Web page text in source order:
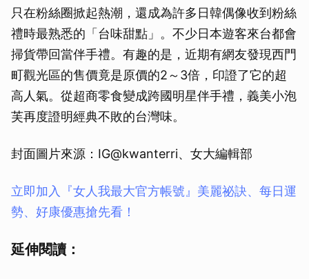
只在粉絲圈掀起熱潮，還成為許多日韓偶像收到粉絲
禮時最熟悉的「台味甜點」。不少日本遊客來台都會
掃貨帶回當伴手禮。有趣的是，近期有網友發現西門
町觀光區的售價竟是原價的2～3倍，印證了它的超
高人氣。從超商零食變成跨國明星伴手禮，義美小泡
芙再度證明經典不敗的台灣味。
封面圖片來源：IG@kwanterri、女大編輯部
立即加入『女人我最大官方帳號』美麗祕訣、每日運
勢、好康優惠搶先看！
延伸閱讀：